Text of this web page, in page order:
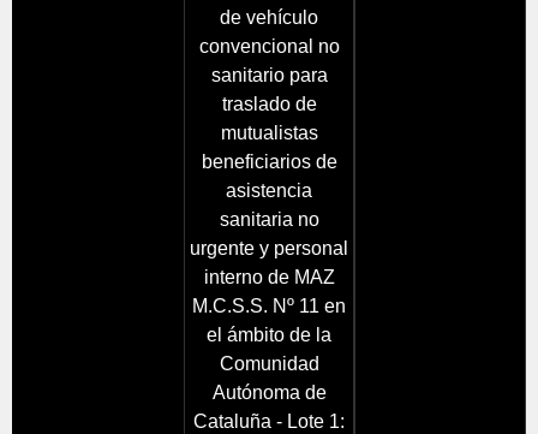
de vehículo
convencional no
sanitario para
traslado de
mutualistas
beneficiarios de
asistencia
sanitaria no
urgente y personal
interno de MAZ
M.C.S.S. Nº 11 en
el ámbito de la
Comunidad
Autónoma de
Cataluña - Lote 1: